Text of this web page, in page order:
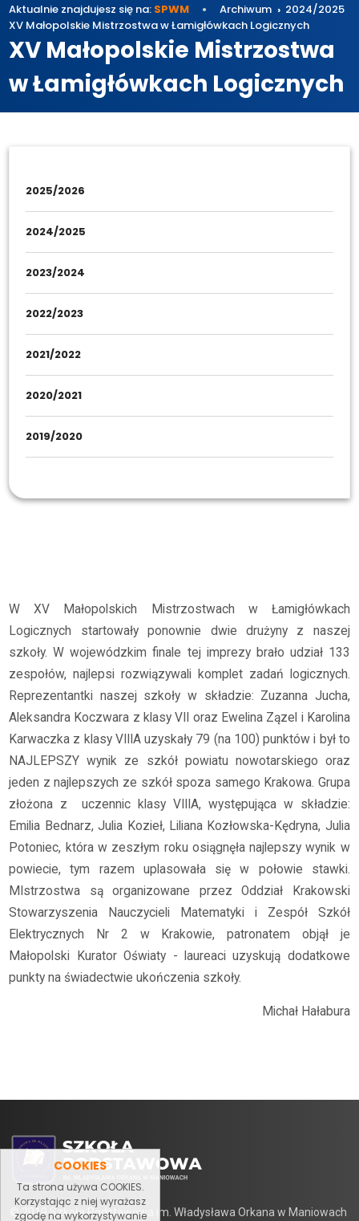
COOKIES
Ta strona używa COOKIES.
Korzystając z niej wyrażasz
zgodę na wykorzystywanie
Aktualnie znajdujesz się na: SPWM Archiwum
2024/2025
XV Małopolskie Mistrzostwa w Łamigłówkach Logicznych
XV Małopolskie Mistrzostwa
w Łamigłówkach Logicznych
2025/2026
2024/2025
2023/2024
2022/2023
2021/2022
2020/2021
2019/2020
W XV Małopolskich Mistrzostwach w Łamigłówkach
Logicznych startowały ponownie dwie drużyny z naszej
szkoły. W wojewódzkim finale tej imprezy brało udział 133
zespołów, najlepsi rozwiązywali komplet zadań logicznych.
Reprezentantki naszej szkoły w składzie: Zuzanna Jucha,
Aleksandra Koczwara z klasy VII oraz Ewelina Zązel i Karolina
Karwaczka z klasy VIIIA uzyskały 79 (na 100) punktów i był to
NAJLEPSZY wynik ze szkół powiatu nowotarskiego oraz
jeden z najlepszych ze szkół spoza samego Krakowa. Grupa
złożona z uczennic klasy VIIIA, występująca w składzie:
Emilia Bednarz, Julia Kozieł, Liliana Kozłowska-Kędryna, Julia
Potoniec, która w zeszłym roku osiągnęła najlepszy wynik w
powiecie, tym razem uplasowała się w połowie stawki.
MIstrzostwa są organizowane przez Oddział Krakowski
Stowarzyszenia Nauczycieli Matematyki i Zespół Szkół
Elektrycznych Nr 2 w Krakowie, patronatem objął je
Małopolski Kurator Oświaty - laureaci uzyskują dodatkowe
punkty na świadectwie ukończenia szkoły.
Michał Hałabura
© 2019 Szkoła Podstawowa im. Władysława Orkana w Maniowach